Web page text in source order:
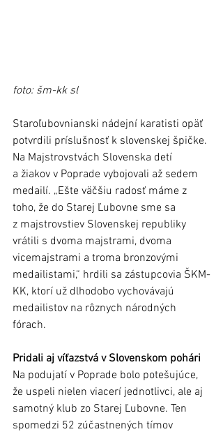
foto: šm-kk sl
Staroľubovnianski nádejní karatisti opäť
potvrdili príslušnosť k slovenskej špičke.
Na Majstrovstvách Slovenska detí
a žiakov v Poprade vybojovali až sedem
medailí. „Ešte väčšiu radosť máme z
toho, že do Starej Ľubovne sme sa
z majstrovstiev Slovenskej republiky
vrátili s dvoma majstrami, dvoma
vicemajstrami a troma bronzovými
medailistami,“ hrdili sa zástupcovia ŠKM-
KK, ktorí už dlhodobo vychovávajú
medailistov na rôznych národných
fórach.
Pridali aj víťazstvá v Slovenskom pohári
Na podujatí v Poprade bolo potešujúce,
že uspeli nielen viacerí jednotlivci, ale aj
samotný klub zo Starej Ľubovne. Ten
spomedzi 52 zúčastnených tímov